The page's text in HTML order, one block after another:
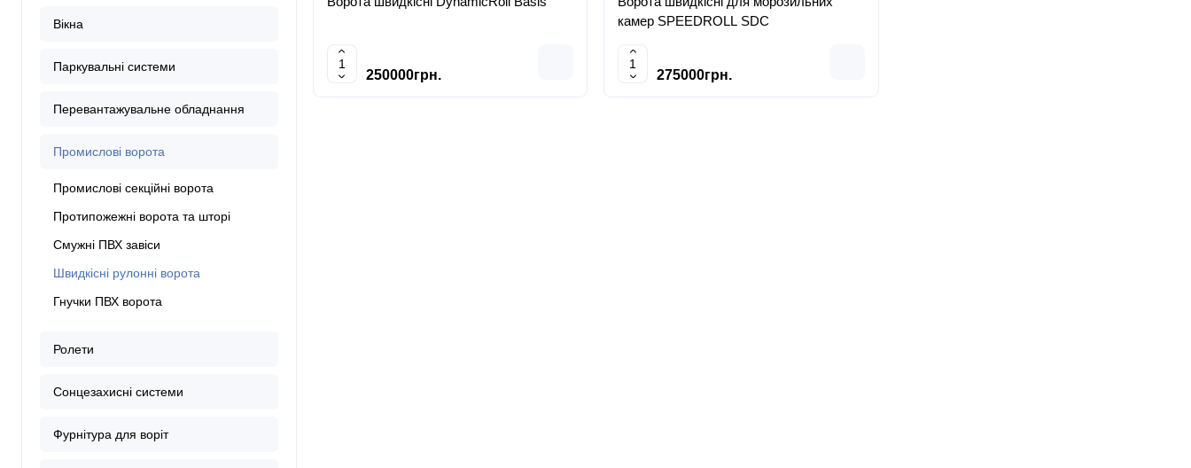
Вікна
Паркувальні системи
Перевантажувальне обладнання
Промислові ворота
Промислові секційні ворота
Протипожежні ворота та шторі
Смужні ПВХ завіси
Швидкісні рулонні ворота
Гнучки ПВХ ворота
Ролети
Сонцезахисні системи
Фурнітура для воріт
250000грн.
камер SPEEDROLL SDC
275000грн.